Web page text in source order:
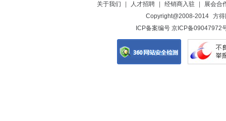
关于我们 人才招聘 经销商入驻
展会合
Copyright@2008-2014 方
ICP备案编号 京ICP备09047972